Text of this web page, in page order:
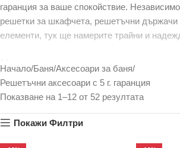
гаранция за ваше спокойствие.
решетки за шкафчета, решетъчни държачи
елементи, тук ще намерите трайни и
Какво ще намерите в
Решетъчни аксесоари за баня – за
Решетъчни държачи за сапун, четки и други
Начало Баня Аксесоари за баня
Решетъчни аксесоари с 5 г. гаранция
Показване на 1–12 от 52 резултата
Покажи Филтри